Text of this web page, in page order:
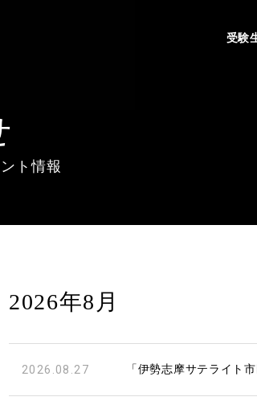
受験
ト情報
2026年8月
2026.08.27 「伊勢志摩サテライト